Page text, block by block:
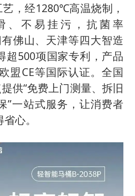
艺，经1280℃高温烧制，
、不易挂污，抗菌率
佛山、天津等四大智造
超500项国家专利，产品
盟CE等国际认证。全国
供“免费上门测量、拆旧
”一站式服务，让消费者
心。